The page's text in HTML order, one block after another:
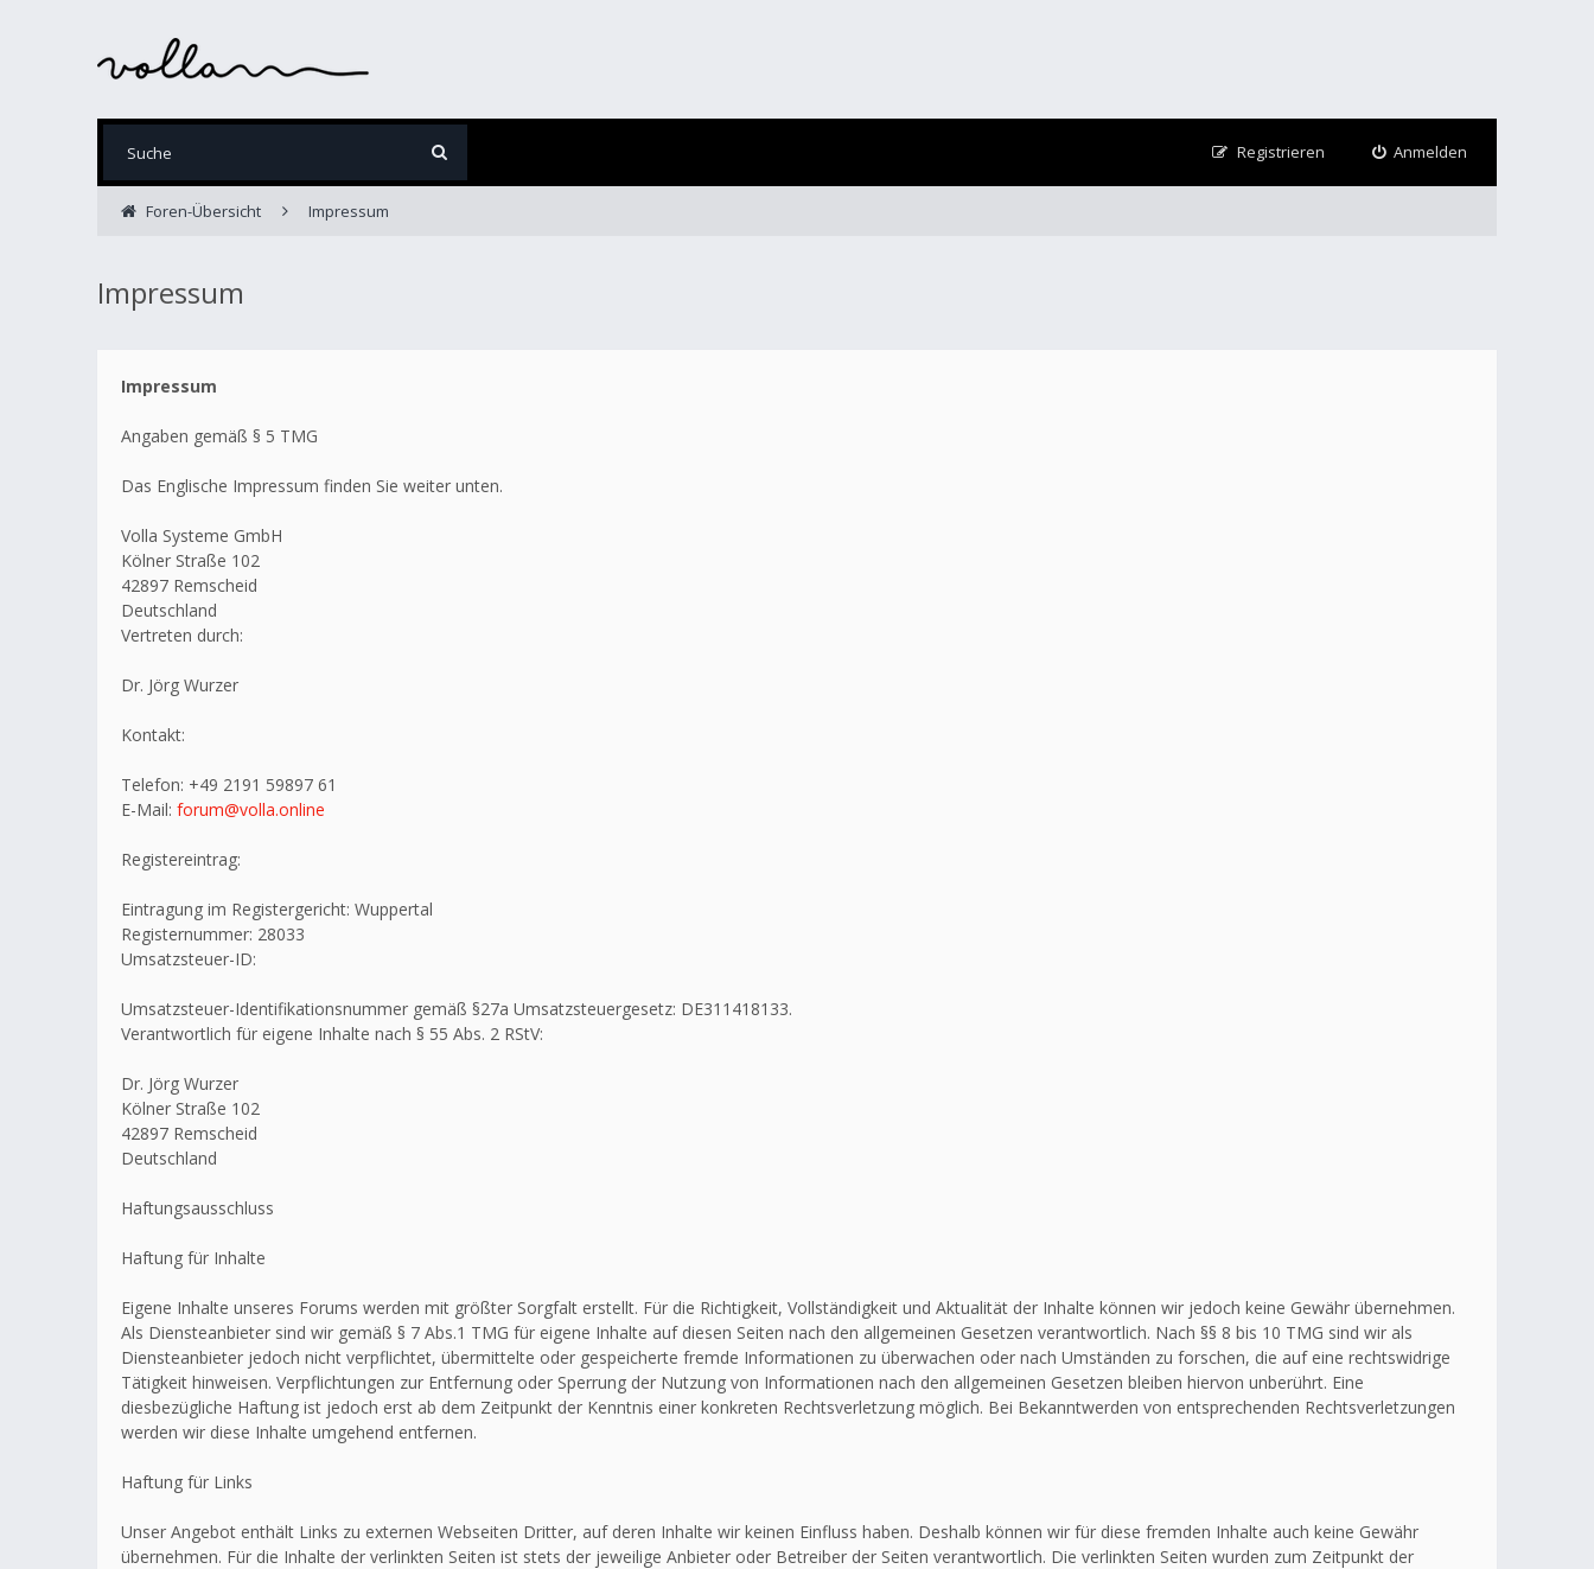
Anmelden
Registrieren
Foren-Übersicht Impressum
Impressum
Impressum
Angaben gemäß § 5 TMG
Das Englische Impressum finden Sie weiter unten.
Volla Systeme GmbH
Kölner Straße 102
42897 Remscheid
Deutschland
Vertreten durch:
Dr. Jörg Wurzer
Kontakt:
Telefon: +49 2191 59897 61
E-Mail: forum@volla.online
Registereintrag:
Eintragung im Registergericht: Wuppertal
Registernummer: 28033
Umsatzsteuer-ID:
Umsatzsteuer-Identifikationsnummer gemäß §27a Umsatzsteuergesetz: DE311418133.
Verantwortlich für eigene Inhalte nach § 55 Abs. 2 RStV:
Dr. Jörg Wurzer
Kölner Straße 102
42897 Remscheid
Deutschland
Haftungsausschluss
Haftung für Inhalte
Eigene Inhalte unseres Forums werden mit größter Sorgfalt erstellt. Für die Richtigkeit, Vollständigkeit und Aktualität der Inhalte können wir jedoch keine Gewähr übernehmen.
Als Diensteanbieter sind wir gemäß § 7 Abs.1 TMG für eigene Inhalte auf diesen Seiten nach den allgemeinen Gesetzen verantwortlich. Nach §§ 8 bis 10 TMG sind wir als
Diensteanbieter jedoch nicht verpflichtet, übermittelte oder gespeicherte fremde Informationen zu überwachen oder nach Umständen zu forschen, die auf eine rechtswidrige
Tätigkeit hinweisen. Verpflichtungen zur Entfernung oder Sperrung der Nutzung von Informationen nach den allgemeinen Gesetzen bleiben hiervon unberührt. Eine
diesbezügliche Haftung ist jedoch erst ab dem Zeitpunkt der Kenntnis einer konkreten Rechtsverletzung möglich. Bei Bekanntwerden von entsprechenden Rechtsverletzungen
werden wir diese Inhalte umgehend entfernen.
Haftung für Links
Unser Angebot enthält Links zu externen Webseiten Dritter, auf deren Inhalte wir keinen Einfluss haben. Deshalb können wir für diese fremden Inhalte auch keine Gewähr
übernehmen. Für die Inhalte der verlinkten Seiten ist stets der jeweilige Anbieter oder Betreiber der Seiten verantwortlich. Die verlinkten Seiten wurden zum Zeitpunkt der